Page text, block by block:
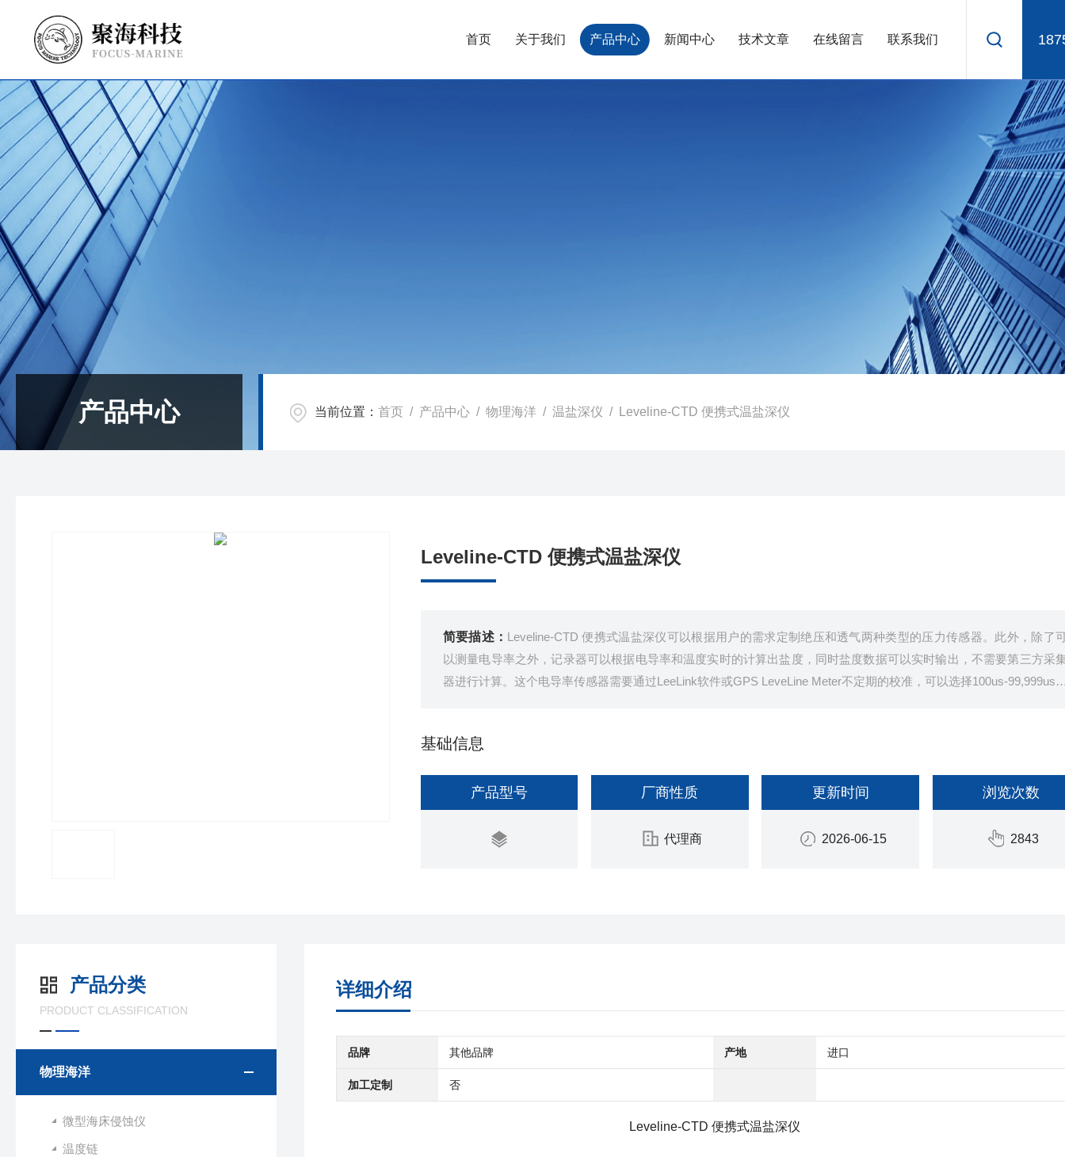
首页 关于我们 产品中心 新闻中心 技术文章 在线留言 联系我们
产品中心 当前位置： 首页 / 产品中心 / 物理海洋 / 温盐深仪 / Leveline-CTD 便携式温盐深仪
Leveline-CTD 便携式温盐深仪
简要描述： Leveline-CTD 便携式温盐深仪可以根据用户的需求定制绝压和透气两种类型的压力传感器。此外，除了
以测量电导率之外，记录器可以根据电导率和温度实时的计算出盐度，同时盐度数据可以实时输出，不需要第三方采
器进行计算。这个电导率传感器需要通过LeeLink软件或GPS LeveLine Meter不定期的校准，可以选择100us-99,999us
基础信息
产品型号 厂商性质
代理商
更新时间
2026-06-15
浏览次数
2843
产品分类
PRODUCT CLASSIFICATION
物理海洋
微型海床侵蚀仪
温度链
详细介绍
品牌 其他品牌 产地 进口
加工定制 否
Leveline-CTD 便携式温盐深仪